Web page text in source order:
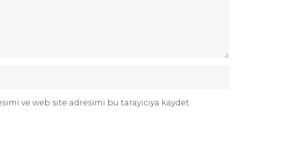
ve web site adresimi bu tarayıcıya kaydet.